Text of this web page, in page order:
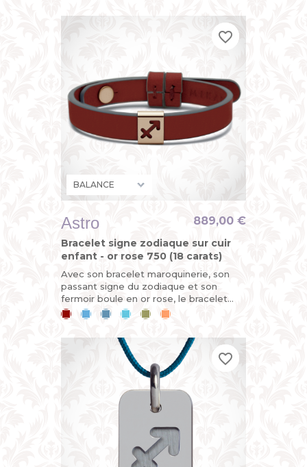
Astro
Bracelet signe zodiaque sur cuir
enfant - or rose 750 (18 carats)
Avec son bracelet maroquinerie, son
passant signe du zodiaque et son
fermoir boule en or rose, le bracelet
ASTRO est évolutif. Horoscope du jour :
889,00 €
CeriseBleuBleuBleuKakiMandarine
favorite_border
favorite_border
favorite_border
favorite_border
favorite_border
favorite_border